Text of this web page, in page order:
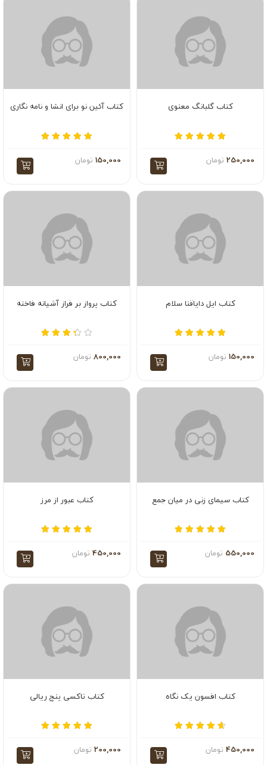
کتاب گلبانگ معنوی
250,000 تومان
کتاب آئین نو برای انشا و نامه نگاری
150,000 تومان
کتاب ایل دایاقنا سلام
150,000 تومان
کتاب پرواز بر فراز آشیانه فاخته
800,000 تومان
کتاب سیمای زنی در میان جمع
550,000 تومان
کتاب عبور از مرز
450,000 تومان
کتاب افسون یک نگاه
450,000 تومان
کتاب تاکسی پنج ریالی
200,000 تومان